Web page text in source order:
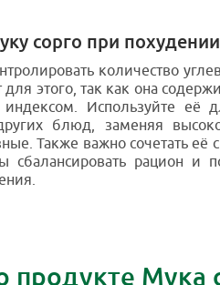
сорго при похудении
количество
этого, так как она
Используйте её
блюд, заменяя
Также важно сочетать её
сбалансировать рацион и
Мука